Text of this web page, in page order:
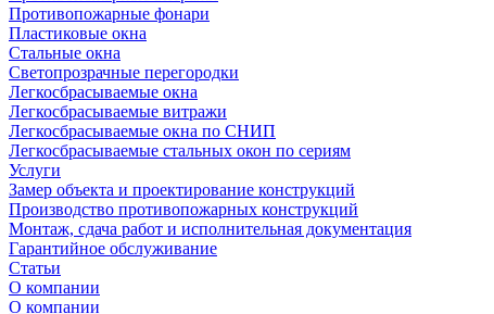
Противопожарные фонари
Пластиковые окна
Стальные окна
Светопрозрачные перегородки
Легкосбрасываемые окна
Легкосбрасываемые витражи
Легкосбрасываемые окна по СНИП
Легкосбрасываемые стальных окон по сериям
Услуги
Замер объекта и проектирование конструкций
Производство противопожарных конструкций
Монтаж, сдача работ и исполнительная документация
Гарантийное обслуживание
Статьи
О компании
О компании